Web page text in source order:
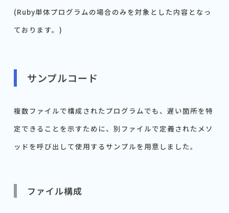
(Ruby単体プログラムの場合のみを対象とした内容となっ
ております。)
サンプルコード
複数ファイルで構成されたプログラムでも、遅い箇所を特
定できることを示すために、別ファイルで定義されたメソ
ッドを呼び出して使用するサンプルを用意しました。
ファイル構成